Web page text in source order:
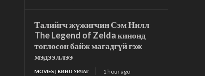
Талийгч жүжигчин Сэм Нилл
The Legend of Zelda кинонд
тоглосон байж магадгүй гэж
мэдээллээ
MOVIES | КИНО УРЛАГ 1 hour ago